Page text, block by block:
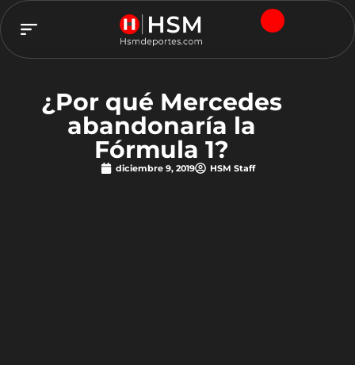
¿Por qué Mercedes
abandonaría la
Fórmula 1?
diciembre 9, 2019 HSM Staff